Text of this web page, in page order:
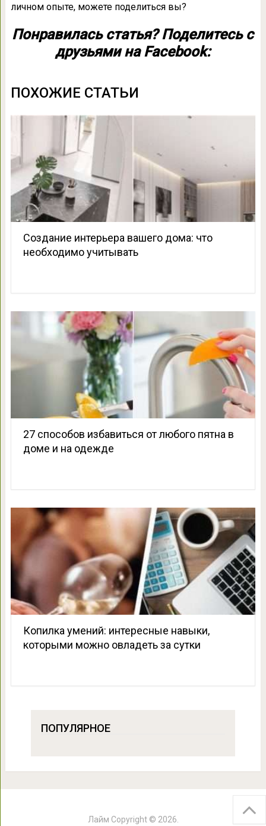
личном опыте, можете поделиться вы?
Понравилась статья? Поделитесь с
друзьями на Facebook:
ПОХОЖИЕ СТАТЬИ
Создание интерьера вашего дома: что
необходимо учитывать
27 способов избавиться от любого пятна в
доме и на одежде
Копилка умений: интересные навыки,
которыми можно овладеть за сутки
ПОПУЛЯРНОЕ
Лайм Copyright © 2026.